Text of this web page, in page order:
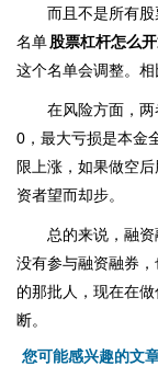
而且不是所有
名单股票杠杆怎么
这个名单会调整。相
在风险方面，
0，最大亏损是本金
限上涨，如果做空
资者望而却步。
总的来说，融
没有参与融资融券
的那批人，现在在
断。
您可能感兴趣的文